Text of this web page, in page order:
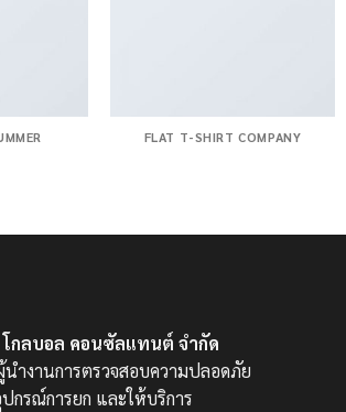
FLAT T-SHIRT COMPANY
กลบอล คอนซัลแทนต์ จำกัด
ำงานการตรวจสอบความปลอดภัย
กรณ์การยก และให้บริการ